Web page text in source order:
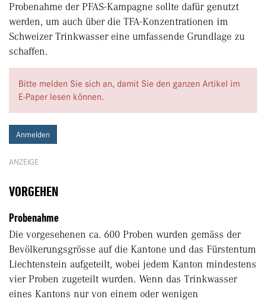
Probenahme der PFAS-Kampagne sollte dafür genutzt
werden, um auch über die TFA-Konzentrationen im
Schweizer Trinkwasser eine umfassende Grund­lage zu
schaffen.
Bitte melden Sie sich an, damit Sie den ganzen Artikel im
E-Paper lesen können.
Anmelden
ANZEIGE
VORGEHEN
Probenahme
Die vorgesehenen ca. 600 Proben wurden gemäss der
Bevölkerungsgrösse auf die Kantone und das Fürstentum
Liechtenstein aufgeteilt, wobei jedem Kanton mindestens
vier Proben zugeteilt wurden. Wenn das Trinkwasser
eines Kantons nur von einem oder wenigen